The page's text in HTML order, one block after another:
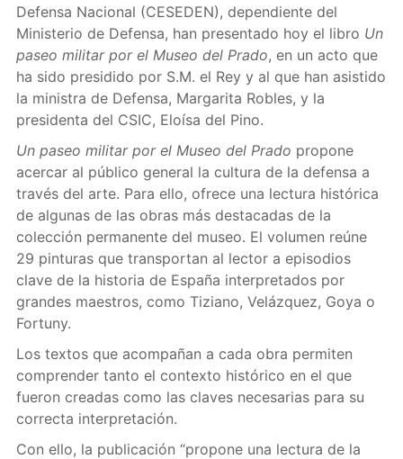
Defensa Nacional (CESEDEN), dependiente del
Ministerio de Defensa, han presentado hoy el libro Un
paseo militar por el Museo del Prado, en un acto que
ha sido presidido por S.M. el Rey y al que han asistido
la ministra de Defensa, Margarita Robles, y la
presidenta del CSIC, Eloísa del Pino.
Un paseo militar por el Museo del Prado propone
acercar al público general la cultura de la defensa a
través del arte. Para ello, ofrece una lectura histórica
de algunas de las obras más destacadas de la
colección permanente del museo. El volumen reúne
29 pinturas que transportan al lector a episodios
clave de la historia de España interpretados por
grandes maestros, como Tiziano, Velázquez, Goya o
Fortuny.
Los textos que acompañan a cada obra permiten
comprender tanto el contexto histórico en el que
fueron creadas como las claves necesarias para su
correcta interpretación.
Con ello, la publicación “propone una lectura de la